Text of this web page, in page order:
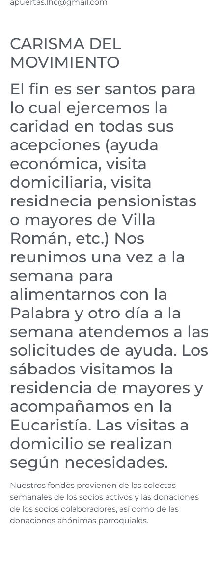
apuertas.lhc@gmail.com
CARISMA DEL
MOVIMIENTO
El fin es ser santos para
lo cual ejercemos la
caridad en todas sus
acepciones (ayuda
económica, visita
domiciliaria, visita
residnecia pensionistas
o mayores de Villa
Román, etc.) Nos
reunimos una vez a la
semana para
alimentarnos con la
Palabra y otro día a la
semana atendemos a las
solicitudes de ayuda. Los
sábados visitamos la
residencia de mayores y
acompañamos en la
Eucaristía. Las visitas a
domicilio se realizan
según necesidades.
Nuestros fondos provienen de las colectas
semanales de los socios activos y las donaciones
de los socios colaboradores, así como de las
donaciones anónimas parroquiales.